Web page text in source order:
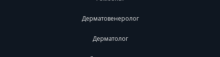
Дерматовенеролог
Дерматолог